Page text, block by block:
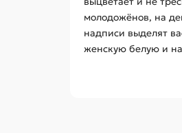
молодожёнов, на
надписи выделят
женскую белую и